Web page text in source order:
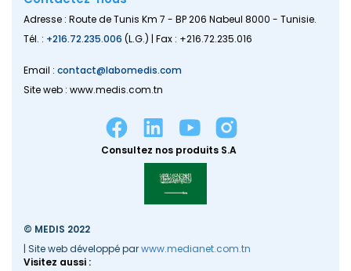
Adresse : Route de Tunis Km 7 - BP 206 Nabeul 8000 - Tunisie.
Tél. : +216.72.235.006 (L.G.) | Fax : +216.72.235.016
Email : contact@labomedis.com
Site web : www.medis.com.tn
Consultez nos produits S.A
© MEDIS 2022
| Site web développé parwww.medianet.com.tn
Visitez aussi :